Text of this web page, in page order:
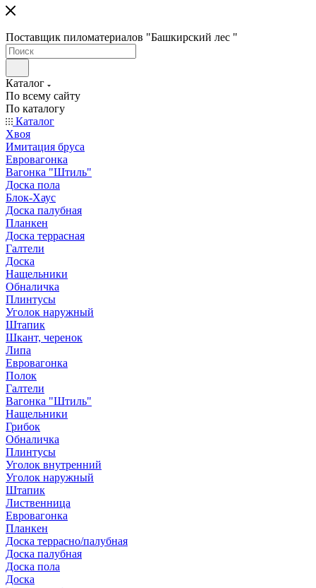
Поставщик пиломатериалов "Башкирский лес "
Каталог
По всему сайту
По каталогу
Каталог
Хвоя
Имитация бруса
Евровагонка
Вагонка "Штиль"
Доска пола
Блок-Хаус
Доска палубная
Планкен
Доска террасная
Галтели
Доска
Нащельники
Обналичка
Плинтусы
Уголок наружный
Штапик
Шкант, черенок
Липа
Евровагонка
Полок
Галтели
Вагонка "Штиль"
Нащельники
Грибок
Обналичка
Плинтусы
Уголок внутренний
Уголок наружный
Штапик
Лиственница
Евровагонка
Планкен
Доска террасно/палубная
Доска палубная
Доска пола
Доска